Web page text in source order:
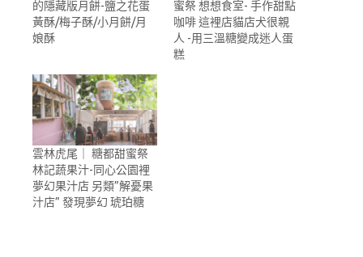
的隱藏版月餅-鹽之花蛋
黃酥/梅子酥/小月餅/月
娘酥
蜜祭 想想食室- 手作甜點
咖啡 這裡店貓店犬很親
人 -用三溫糖變成迷人蛋
糕
雲林虎尾｜ 糖都甜蜜祭
林記蔬果汁-同心公園裡
夢幻果汁店 另類”解憂果
汁店” 發現夢幻 琥珀糖